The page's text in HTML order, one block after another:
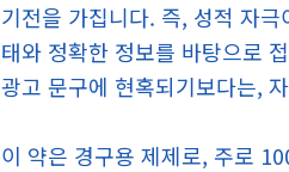
기전을 가집니다. 즉, 성적 자
태와 정확한 정보를 바탕으로
광고 문구에 현혹되기보다는,
이 약은 경구용 제제로, 주로